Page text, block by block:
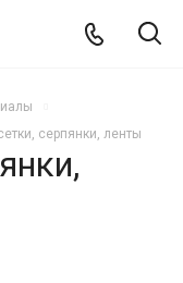
серпянки, ленты